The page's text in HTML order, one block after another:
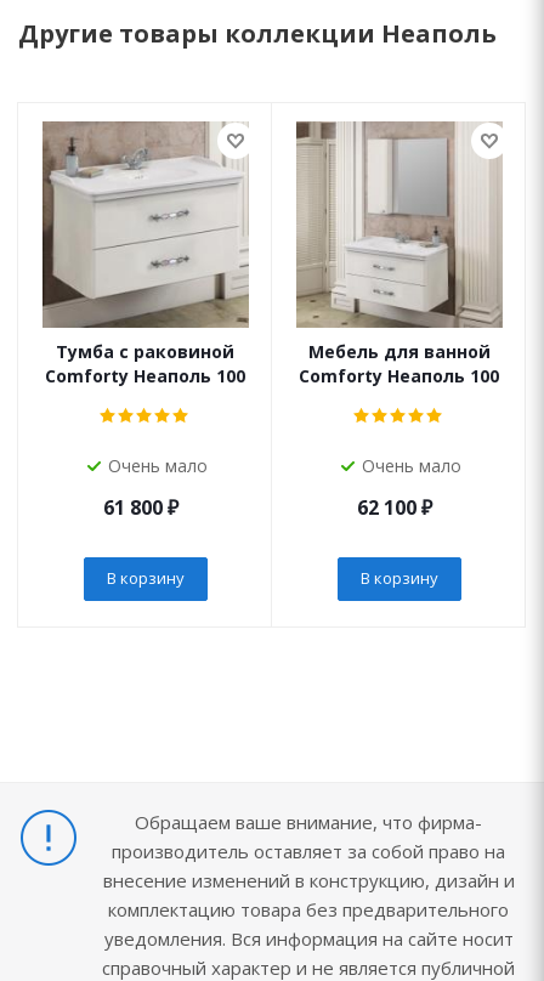
Другие товары коллекции Неаполь
Тумба с раковиной
Comforty Неаполь 100
Очень мало
61 800₽
В корзину
Мебель для ванной
Comforty Неаполь 100
Очень мало
62 100₽
В корзину
Обращаем ваше внимание, что фирма-
производитель оставляет за собой право на
внесение изменений в конструкцию, дизайн и
комплектацию товара без предварительного
уведомления. Вся информация на сайте носит
справочный характер и не является публичной